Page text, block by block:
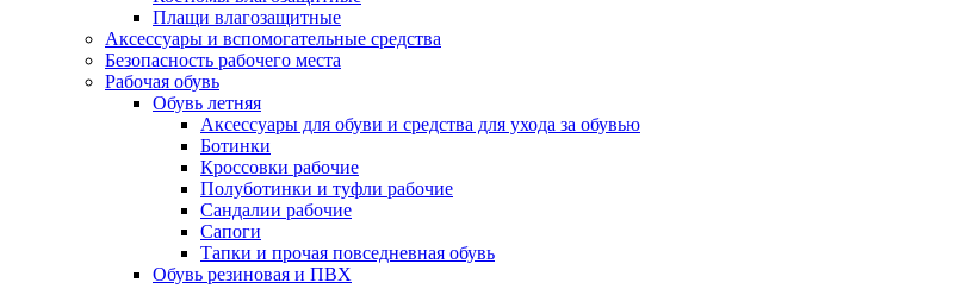
Плащи влагозащитные
Аксессуары и вспомогательные средства
Безопасность рабочего места
Рабочая обувь
Обувь летняя
Аксессуары для обуви и средства для ухода за обувью
Ботинки
Кроссовки рабочие
Полуботинки и туфли рабочие
Сандалии рабочие
Сапоги
Тапки и прочая повседневная обувь
Обувь резиновая и ПВХ